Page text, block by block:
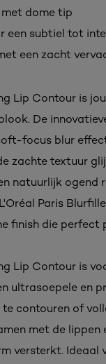
met dome tip
een subtiel tot
een zacht
Lip Contour is
De
focus blur
zachte textuur
natuurlijk ogend
Paris
finish die perfect
Lip Contour is
ultrasoepele en
contouren of
met de
versterkt. Ideaal